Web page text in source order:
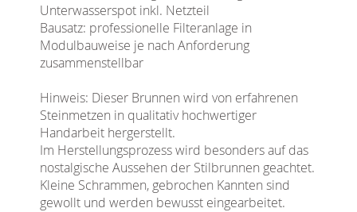
Unterwasserspot inkl. Netzteil
Bausatz: professionelle Filteranlage in
Modulbauweise je nach Anforderung
zusammenstellbar
Hinweis: Dieser Brunnen wird von erfahrenen
Steinmetzen in qualitativ hochwertiger
Handarbeit hergerstellt.
Im Herstellungsprozess wird besonders auf das
nostalgische Aussehen der Stilbrunnen geachtet.
Kleine Schrammen, gebrochen Kannten sind
gewollt und werden bewusst eingearbeitet.